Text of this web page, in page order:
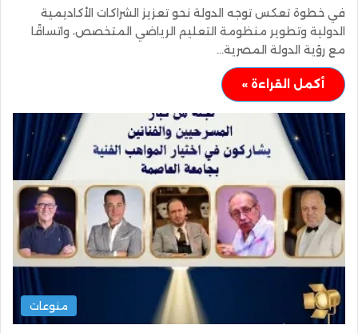
في خطوة تعكس توجه الدولة نحو تعزيز الشراكات الأكاديمية
الدولية وتطوير منظومة التعليم الرياضي المتخصص، واتساقًا
مع رؤية الدولة المصرية…
أكمل القراءة »
منوعات